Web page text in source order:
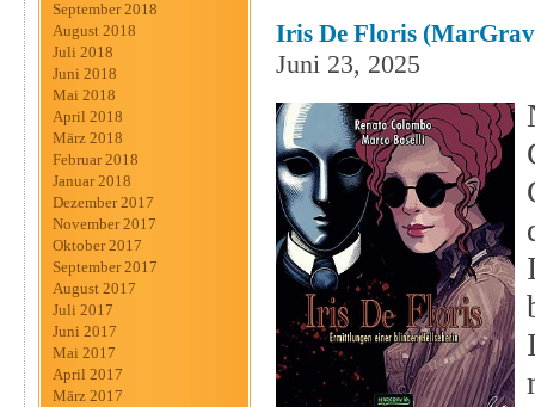
September 2018
August 2018
Juli 2018
Juni 2018
Mai 2018
April 2018
März 2018
Februar 2018
Januar 2018
Dezember 2017
November 2017
Oktober 2017
September 2017
August 2017
Juli 2017
Juni 2017
Mai 2017
April 2017
März 2017
Iris De Floris
Juni 23, 2025